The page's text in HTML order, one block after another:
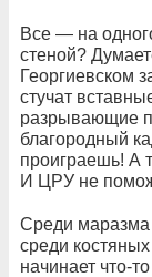
Все — на
стеной?
Георгиевском
стучат
разрывающие
благородный
проиграешь! А
И ЦРУ не
Среди маразма
среди
начинает что-